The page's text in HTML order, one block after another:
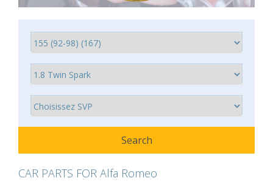
CAR PARTS FOR Alfa Romeo